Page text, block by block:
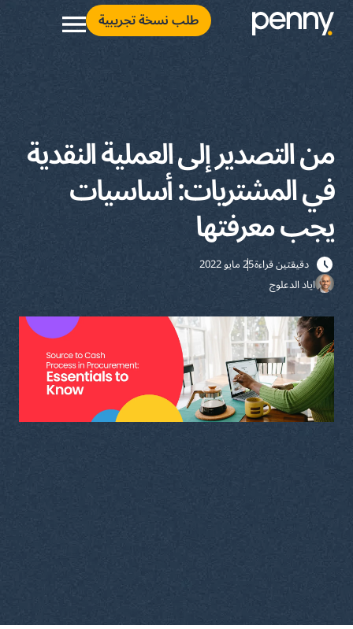
طلب نسخة تجريبية
من التصدير إلى العملية النقدية
في المشتريات: أساسيات
يجب معرفتها
دقيقتين قراءة25 مايو 2022
اياد الدعلوج